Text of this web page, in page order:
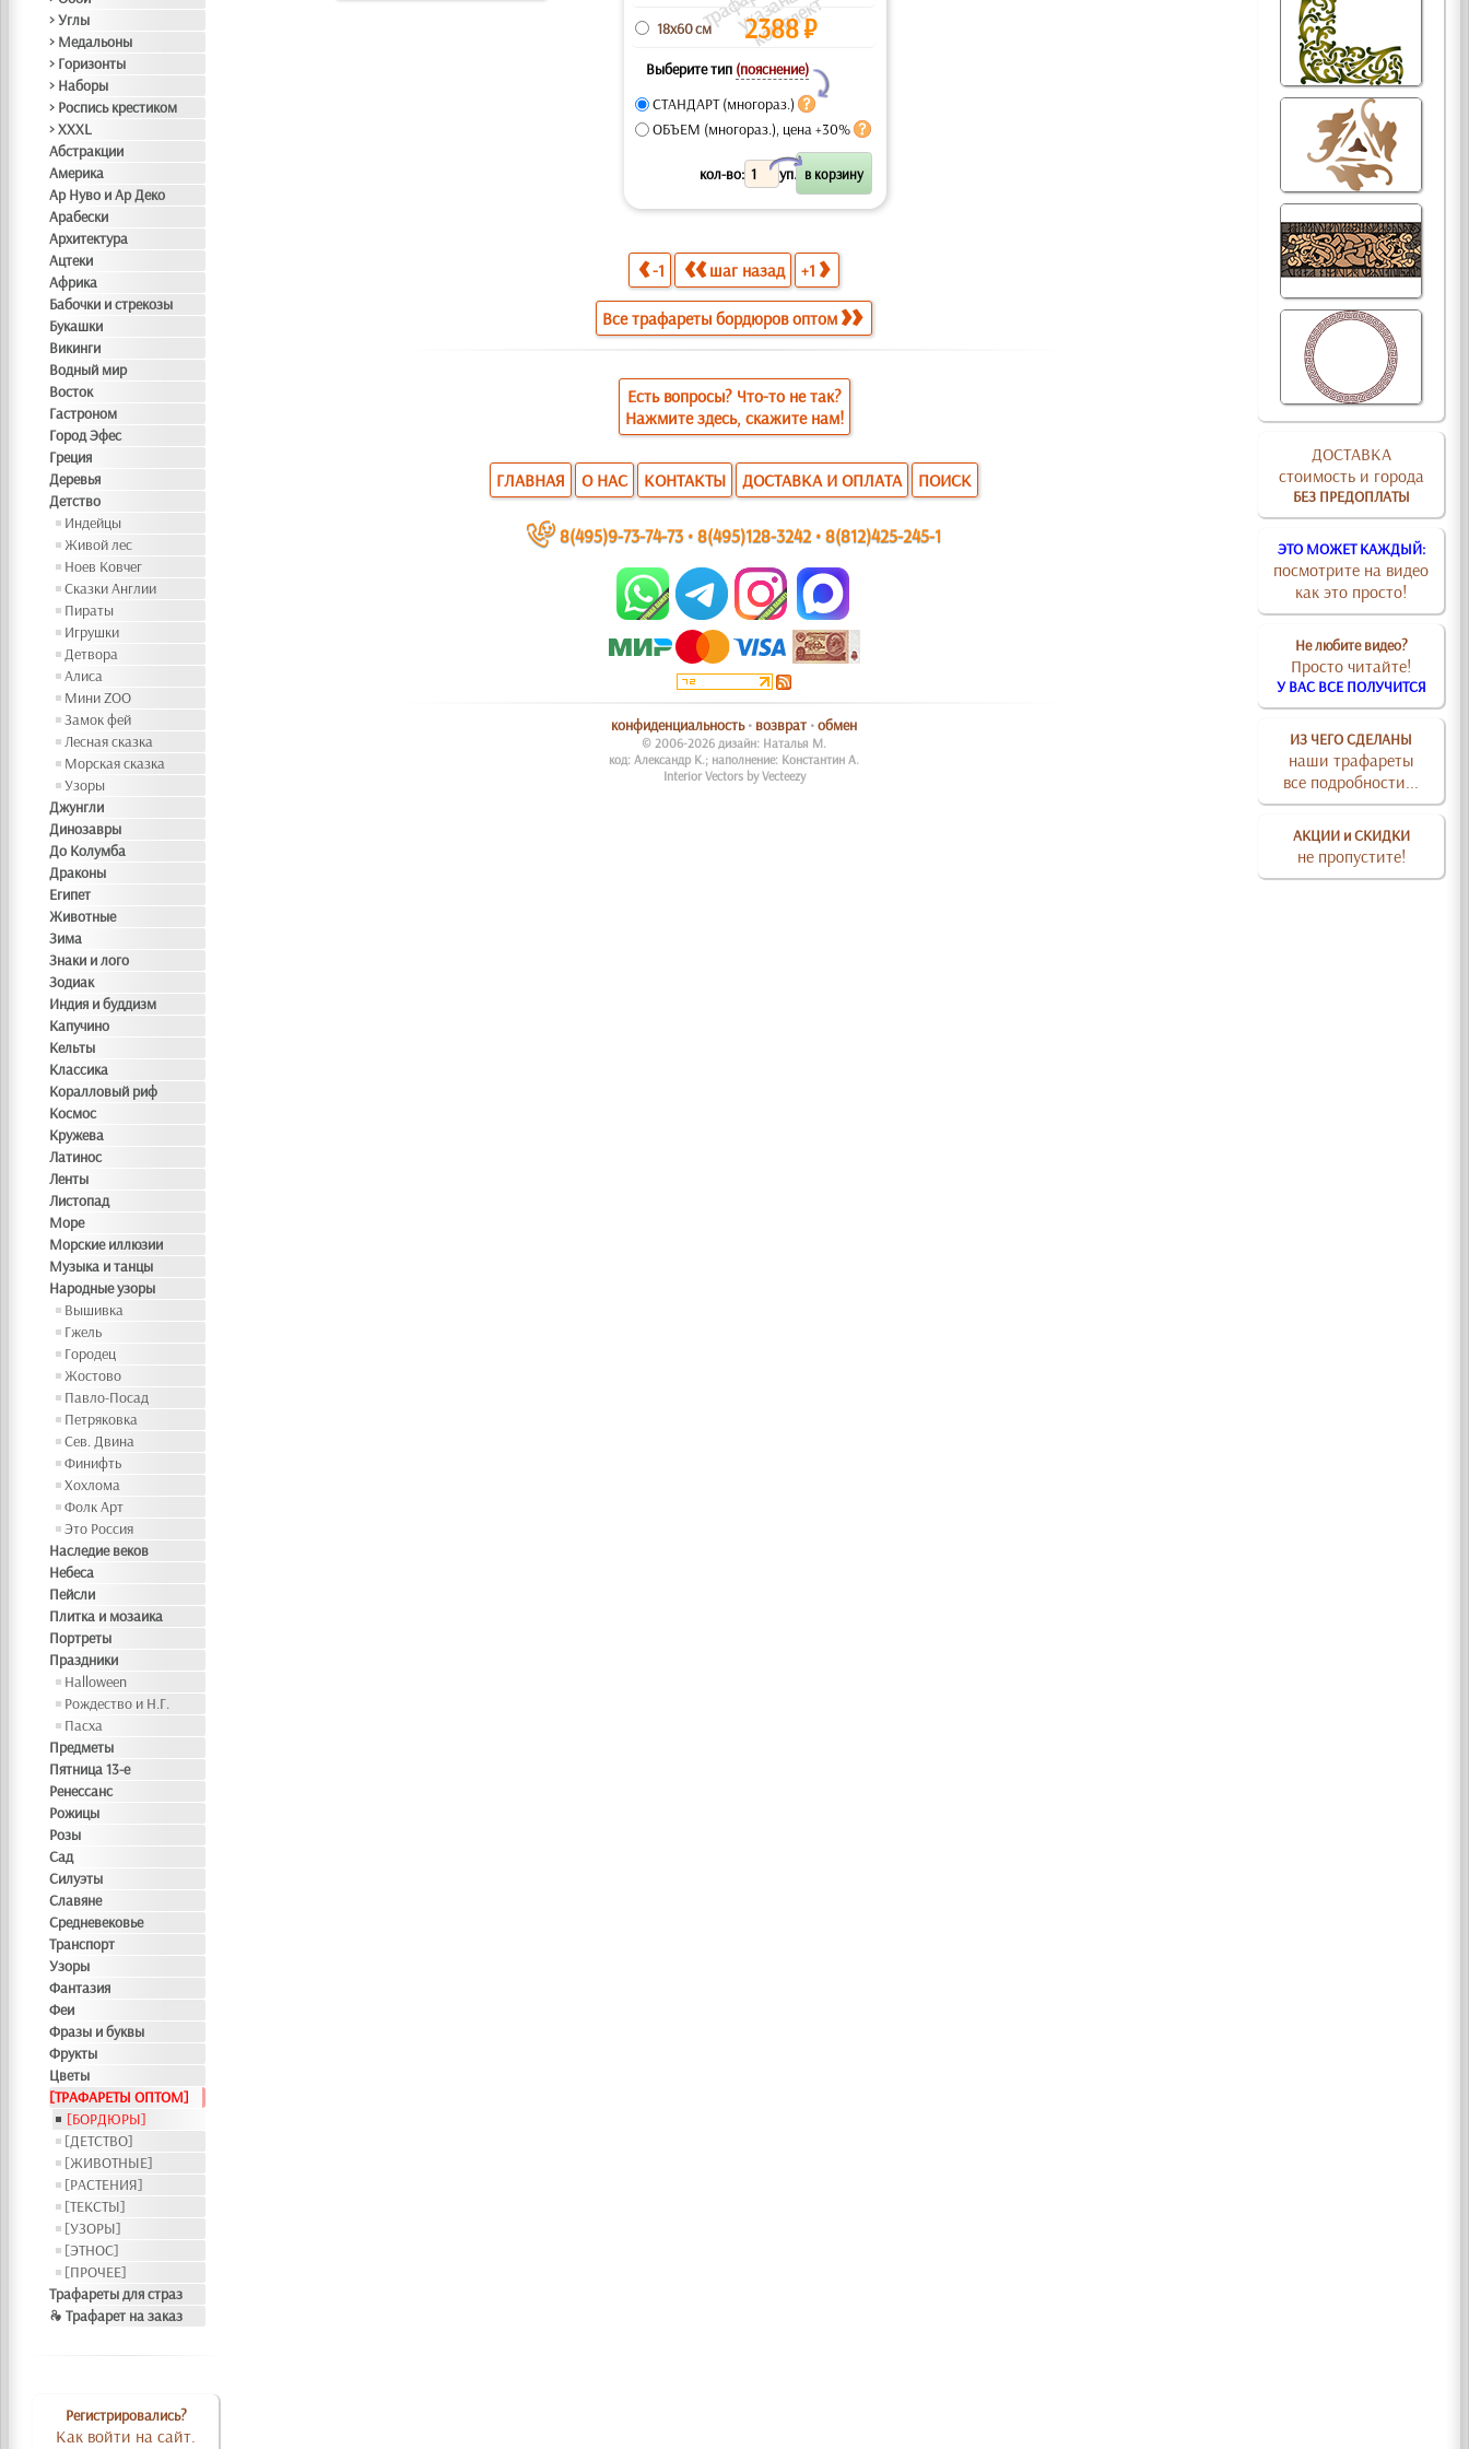
> Углы
> Медальоны
> Горизонты
> Наборы
> Роспись крестиком
> XXXL
Абстракции
Америка
Ар Нуво и Ар Деко
Арабески
Архитектура
Ацтеки
Африка
Бабочки и стрекозы
Букашки
Викинги
Водный мир
Восток
Гастроном
Город Эфес
Греция
Деревья
Детство
Индейцы
Живой лес
Ноев Ковчег
Сказки Англии
Пираты
Игрушки
Детвора
Алиса
Мини ZOO
Замок фей
Лесная сказка
Морская сказка
Узоры
Джунгли
Динозавры
До Колумба
Драконы
Египет
Животные
Зима
Знаки и лого
Зодиак
Индия и буддизм
Капучино
Кельты
Классика
Коралловый риф
Космос
Кружева
Латинос
Ленты
Листопад
Море
Морские иллюзии
Музыка и танцы
Народные узоры
Вышивка
Гжель
Городец
Жостово
Павло-Посад
Петряковка
Сев. Двина
Финифть
Хохлома
Фолк Арт
Это Россия
Наследие веков
Небеса
Пейсли
Плитка и мозаика
Портреты
Праздники
Halloween
Рождество и Н.Г.
Пасха
Предметы
Пятница 13-е
Ренессанс
Рожицы
Розы
Сад
Силуэты
Славяне
Средневековье
Транспорт
Узоры
Фантазия
Феи
Фразы и буквы
Фрукты
Цветы
[ТРАФАРЕТЫ ОПТОМ]
[БОРДЮРЫ]
[ДЕТСТВО]
[ЖИВОТНЫЕ]
[РАСТЕНИЯ]
[ТЕКСТЫ]
[УЗОРЫ]
[ЭТНОС]
[ПРОЧЕЕ]
Трафареты для страз
❧ Трафарет на заказ
Регистрировались?
Как войти на сайт.
ДОСТАВКА
стоимость и города
БЕЗ ПРЕДОПЛАТЫ
ЭТО МОЖЕТ КАЖДЫЙ:
посмотрите на видео
как это просто!
Не любите видео?
Просто читайте!
У ВАС ВСЕ ПОЛУЧИТСЯ
ИЗ ЧЕГО СДЕЛАНЫ
наши трафареты
все подробности...
АКЦИИ и СКИДКИ
не пропустите!
ф
а
т
18x60 см 2388₽
Выберите тип (пояснение)
Y
СТАНДАРТ (многораз.)
ОБЪЕМ (многораз.), цена +30%
кол-во: уп.
X
-1 шаг назад +1
Все трафареты бордюров оптом
Есть вопросы? Что-то не так?
Нажмите здесь, скажите нам!
ГЛАВНАЯ О НАС КОНТАКТЫ ДОСТАВКА И ОПЛАТА ПОИСК
~ 8(495)9-73-74-73 •8(495)128-3242 •8(812)425-245-1
конфиденциальность• возврат •обмен
© 2006-2026 дизайн: Наталья М.
код: Александр К.; наполнение: Константин А.
Interior Vectors by Vecteezy